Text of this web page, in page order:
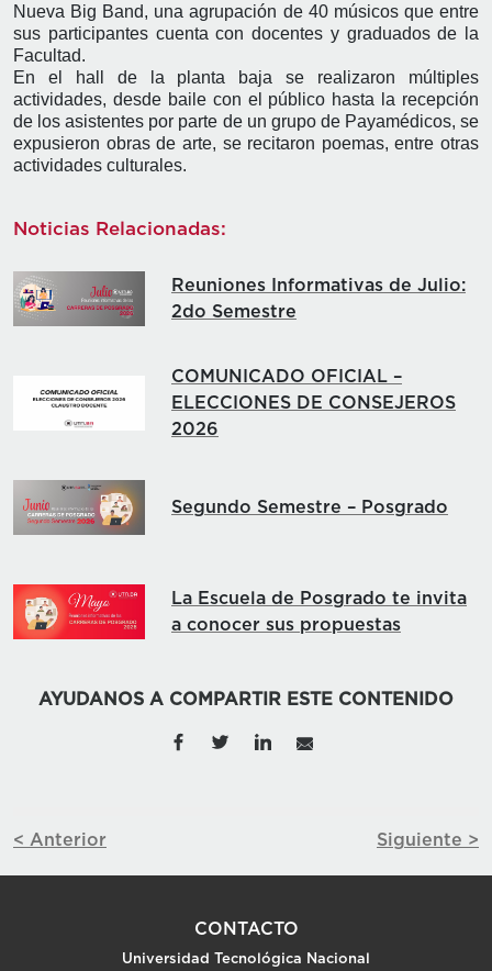
Nueva Big Band, una agrupación de 40 músicos que entre
sus participantes cuenta con docentes y graduados de la
Facultad.
En el hall de la planta baja se realizaron múltiples
actividades, desde baile con el público hasta la recepción
de los asistentes por parte de un grupo de Payamédicos, se
expusieron obras de arte, se recitaron poemas, entre otras
actividades culturales.
Noticias Relacionadas:
Reuniones Informativas de Julio:
2do Semestre
COMUNICADO OFICIAL –
ELECCIONES DE CONSEJEROS
2026
Segundo Semestre – Posgrado
La Escuela de Posgrado te invita
a conocer sus propuestas
AYUDANOS A COMPARTIR ESTE CONTENIDO
< Anterior Siguiente >
CONTACTO
Universidad Tecnológica Nacional